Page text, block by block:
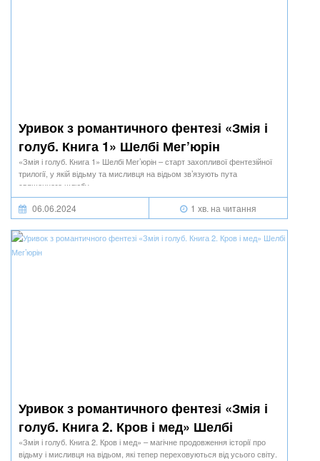
Уривок з романтичного фентезі «Змія і
голуб. Книга 1» Шелбі Мег’юрін
«Змія і голуб. Книга 1» Шелбі Мег’юрін – старт захопливої фентезійної
трилогії, у якій відьму та мисливця на відьом зв’язують пута
священного шлюбу.
06.06.2024 1 хв. на читання
Уривок з романтичного фентезі «Змія і
голуб. Книга 2. Кров і мед» Шелбі
Мег’юрін
«Змія і голуб. Книга 2. Кров і мед» – магічне продовження історії про
відьму і мисливця на відьом, які тепер переховуються від усього світу.